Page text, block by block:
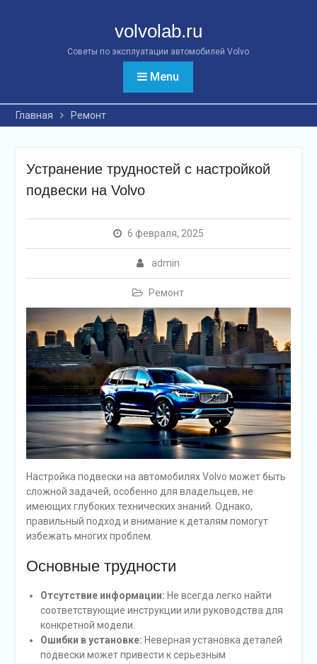
volvolab.ru
Советы по эксплуатации автомобилей Volvo
Menu
Главная Ремонт
Устранение трудностей с настройкой
подвески на Volvo
6 февраля, 2025
admin
Ремонт
Настройка подвески на автомобилях Volvo может быть
сложной задачей, особенно для владельцев, не
имеющих глубоких технических знаний. Однако,
правильный подход и внимание к деталям помогут
избежать многих проблем.
Основные трудности
Отсутствие информации: Не всегда легко найти
соответствующие инструкции или руководства для
конкретной модели.
Ошибки в установке: Неверная установка деталей
подвески может привести к серьезным